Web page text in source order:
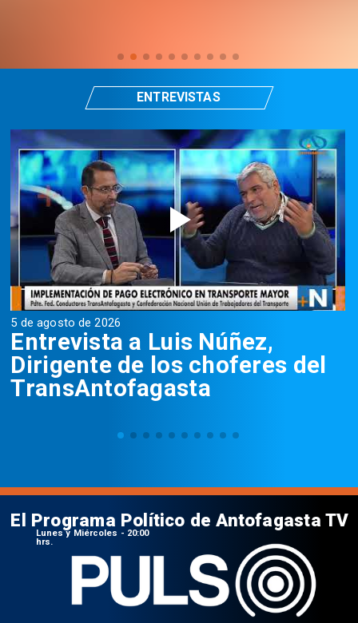
5 de agosto de 2026
Entrevista a Luis Núñez,
Dirigente de los choferes del
TransAntofagasta
ENTREVISTAS
El Programa Político de Antofagasta TV
Lunes y Miércoles - 20:00
hrs.